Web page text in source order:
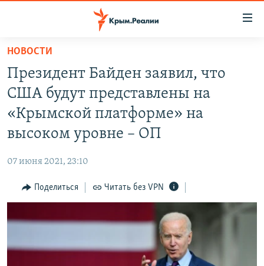
Вернуться
основному
содержанию
Вернутся
главной
Вернутся
поиску
СПЕЦПРОЕКТЫ
ГРУЗ 200
КАРТА ВОЕННЫХ ОБЪЕКТОВ КРЫМА
ВОДА
ИНФОГРАФИКА
ПРОПАВШИЕ БЕЗ ВЕСТИ
РАДІО СВОБОДА
КАК ОБОЙТИ БЛОКИРОВКУ
Українською
НОВОСТИ
Президент Байден заявил, что
США будут представлены на
«Крымской платформе» на
высоком уровне – ОП
07 июня 2021, 23:10
Поделиться Читать без VPN